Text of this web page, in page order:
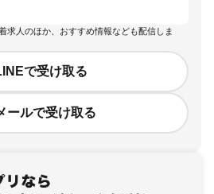
求人のほか、おすすめ情報なども配信しま
で受け取る
ールで受け取る